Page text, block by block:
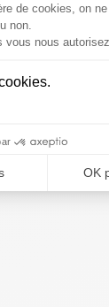
de cookies, on
non.
nous
OK